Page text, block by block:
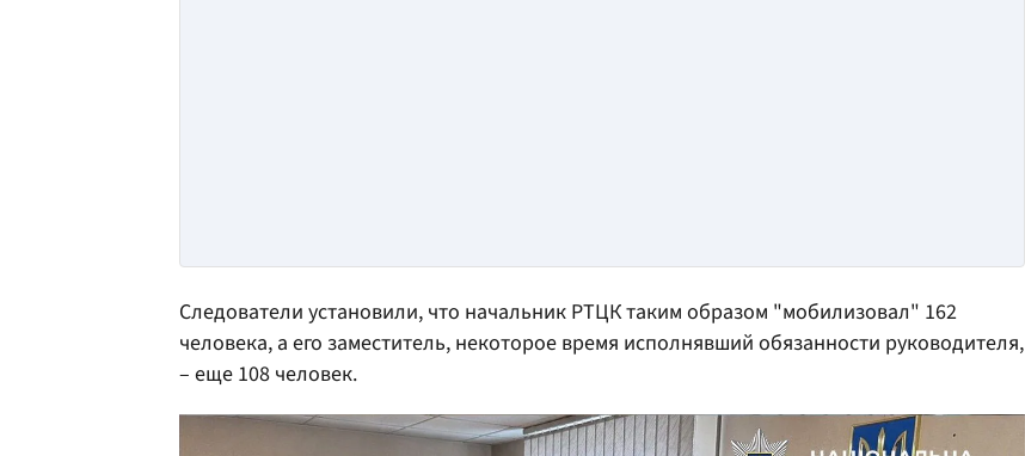
Следователи установили, что начальник РТЦК таким образом "мобилизовал" 162
человека, а его заместитель, некоторое время исполнявший обязанности руководителя,
– еще 108 человек.